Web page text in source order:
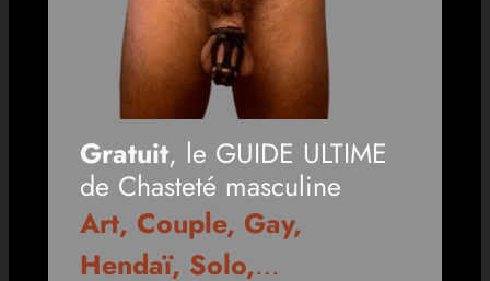
Gratuit, le GUIDE ULTIME
de Chasteté masculine
Art, Couple, Gay,
Hendaï, Solo,…